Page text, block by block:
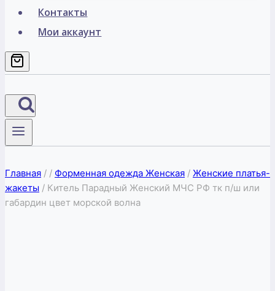
Контакты
Мои аккаунт
Главная / / Форменная одежда Женская / Женские платья-
жакеты / Китель Парадный Женский МЧС РФ тк п/ш или
габардин цвет морской волна